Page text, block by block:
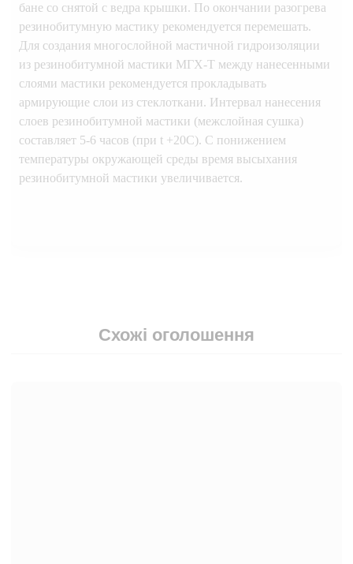
бане со снятой с ведра крышки. По окончании разогрева
резинобитумную мастику рекомендуется перемешать.
Для создания многослойной мастичной гидроизоляции
из резинобитумной мастики МГХ-Т между нанесенными
слоями мастики рекомендуется прокладывать
армирующие слои из стеклоткани. Интервал нанесения
слоев резинобитумной мастики (межслойная сушка)
составляет 5-6 часов (при t +20C). С понижением
температуры окружающей среды время высыхания
резинобитумной мастики увеличивается.
Схожі оголошення